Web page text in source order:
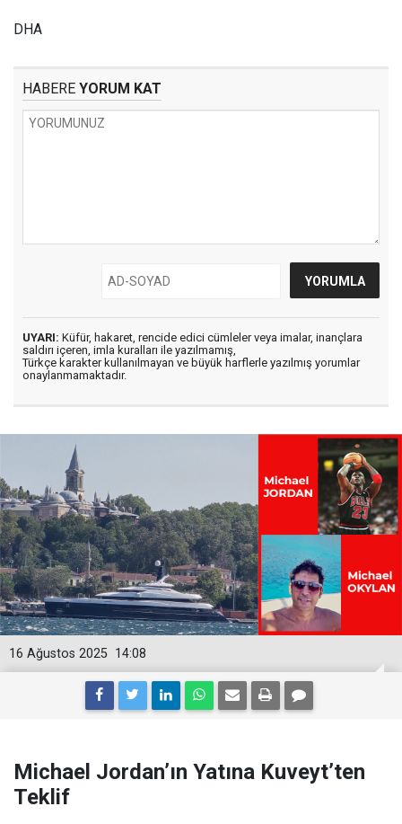
DHA
HABERE YORUM KAT
UYARI: Küfür, hakaret, rencide edici cümleler veya imalar, inançlara
saldırı içeren, imla kuralları ile yazılmamış,
Türkçe karakter kullanılmayan ve büyük harflerle yazılmış yorumlar
onaylanmamaktadır.
14:08
16 Ağustos 2025
Michael Jordan’ın Yatına Kuveyt’ten
Teklif